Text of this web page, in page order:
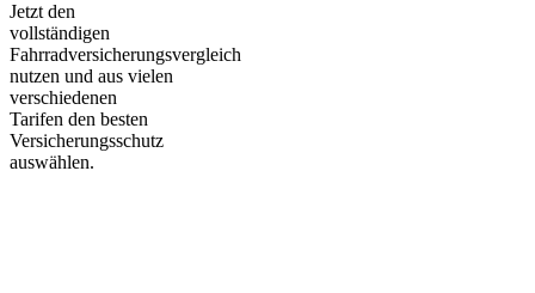
Jetzt den
vollständigen
Fahrradversicherungsvergleich
nutzen und aus vielen
verschiedenen
Tarifen den besten
Versicherungsschutz
auswählen.